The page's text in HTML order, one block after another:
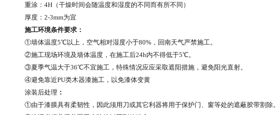
重涂： 4H（干燥时间会随温度和湿度的不同而有所不同）
厚度： 2-3mm为宜
施工环境条件要求：
①墙体温度5℃以上，空气相对湿度小于80%，回南天气严禁施工。
②施工现场环境及墙体温度，在施工后24h内不得低于5℃。
③夏季气温大于36℃不宜施工，特殊情况应应采取遮阳措施，避免阳光直射。
④避免靠近PU类木器漆施工，以免漆体变黄
涂装后处理 ：
①由于漆膜具有柔韧性，因此须用刀或其它利器将用于保护门、窗等处的遮蔽胶带割除。